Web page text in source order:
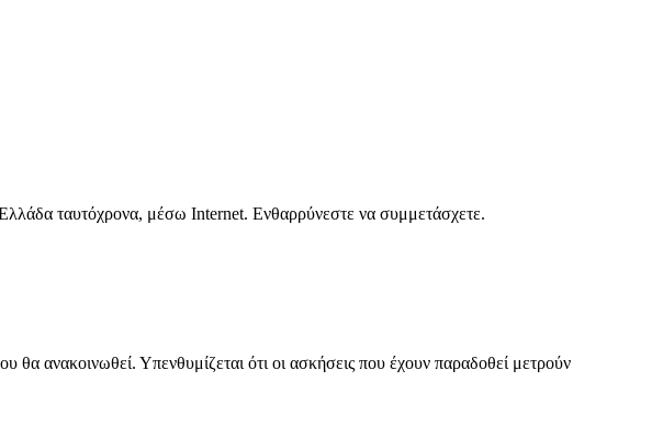
ταυτόχρονα, μέσω Internet. Ενθαρρύνεστε να συμμετάσχετε.
θα ανακοινωθεί. Υπενθυμίζεται ότι οι ασκήσεις που έχουν παραδοθεί μετρούν